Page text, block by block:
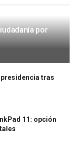
por
tras
11: opción